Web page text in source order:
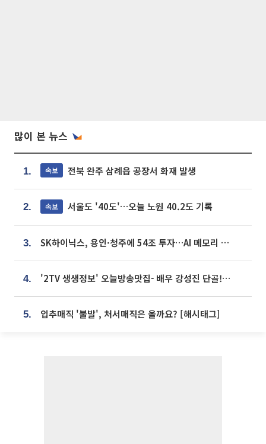
많이 본 뉴스
1. 속보 전북 완주 삼례읍 공장서 화재 발생
2. 속보 서울도 '40도'…오늘 노원 40.2도 기록
3. SK하이닉스, 용인·청주에 54조 투자…AI 메모리 생산기지 키운다
4. '2TV 생생정보' 오늘방송맛집- 배우 강성진 단골! 쌀국수ㆍ푸팟퐁 커리 맛집 '블○○○'
5. 입추매직 '불발', 처서매직은 올까요? [해시태그]